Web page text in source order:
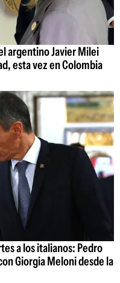
argentino Javier Milei
esta vez en Colombia
a los italianos: Pedro
Giorgia Meloni desde la